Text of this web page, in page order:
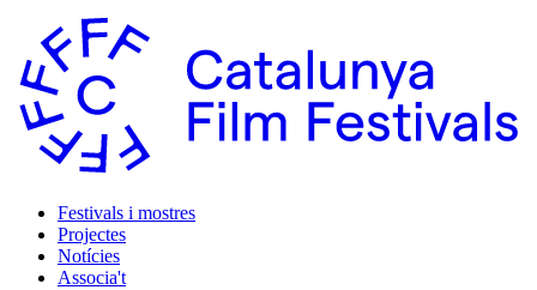
Festivals i mostres
Projectes
Notícies
Associa't